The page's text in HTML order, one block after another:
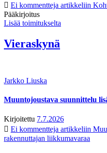
Ei kommentteja artikkeliin
Pääkirjoitus
Lisää toimitukselta
Vieraskynä
Jarkko Liuska
Muuntojoustava suunnittelu
Kirjoitettu 7.7.2026
Ei kommentteja artikkeliin
rakennuttajan liikkumavaraa